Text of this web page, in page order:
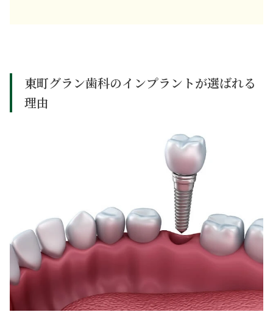
東町グラン歯科のインプラントが選ばれる
理由